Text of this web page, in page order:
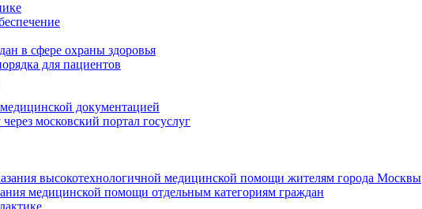
в сфере охраны здоровья
для пациентов
документацией
московский портал госуслуг
высокотехнологичной медицинской помощи жителям города Москвы
медицинской помощи отдельным категориям граждан